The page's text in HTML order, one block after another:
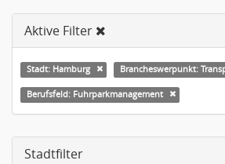
Aktive Filter
Stadt: Hamburg
Berufsfeld: Fuhrparkmanagement
Stadtfilter